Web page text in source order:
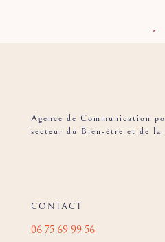
Agence de Communication
secteur du Bien-être et de la
CONTACT
06 75 69 99 56